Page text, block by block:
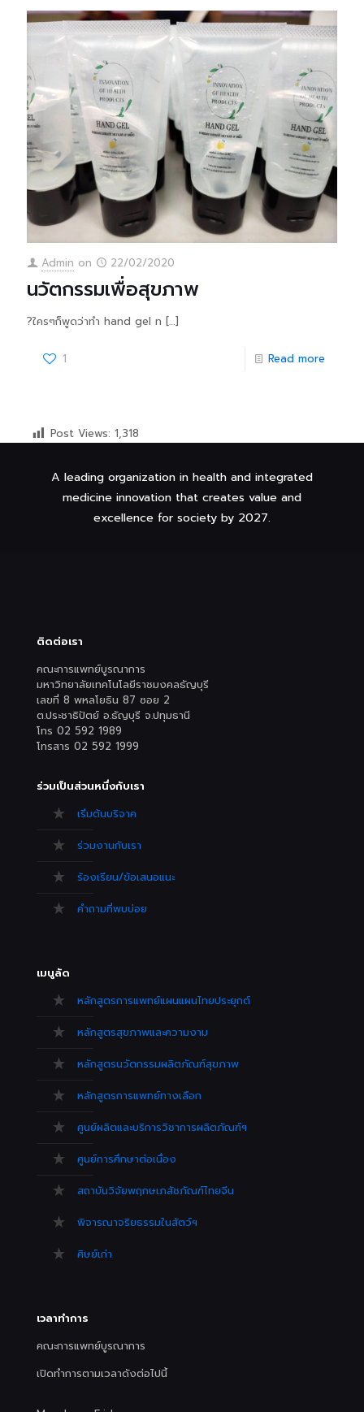
Admin on 22/02/2020
นวัตกรรมเพื่อสุขภาพ
?ใครๆก็พูดว่าทำ hand gel ท […]
1 Read more
Post Views: 1,318
A leading organization in health and integrated
medicine innovation that creates value and
excellence for society by 2027.
ติดต่อเรา
คณะการแพทย์บูรณาการ
มหาวิทยาลัยเทคโนโลยีราชมงคลธัญบุรี
เลขที่ 8 พหลโยธิน 87 ซอย 2
ต.ประชาธิปัตย์ อ.ธัญบุรี จ.ปทุมธานี
โทร 02 592 1989
โทรสาร 02 592 1999
ร่วมเป็นส่วนหนึ่งกับเรา
เริ่มต้นบริจาค
ร่วมงานกับเรา
ร้องเรียน/ข้อเสนอแนะ
คำถามที่พบบ่อย
เมนูลัด
หลักสูตรการแพทย์แผนแผนไทยประยุกต์
หลักสูตรสุขภาพและความงาม
หลักสูตรนวัตกรรมผลิตภัณฑ์สุขภาพ
หลักสูตรการแพทย์ทางเลือก
ศูนย์ผลิตและบริการวิชาการผลิตภัณฑ์ฯ
ศูนย์การศึกษาต่อเนื่อง
สถาบันวิจัยพฤกษเภสัชภัณฑ์ไทยจีน
พิจารณาจริยธรรมในสัตว์ฯ
ศิษย์เก่า
เวลาทำการ
คณะการแพทย์บูรณาการ
เปิดทำการตามเวลาดังต่อไปนี้